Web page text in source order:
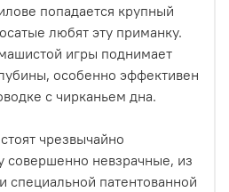
попадается крупный
любят эту приманку.
игры поднимает
особенно эффективен
с чирканьем дна.
чрезвычайно
совершенно невзрачные, из
специальной патентованной